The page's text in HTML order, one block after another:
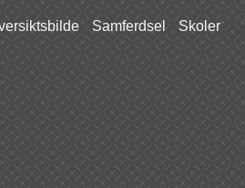
Samferdsel Skoler